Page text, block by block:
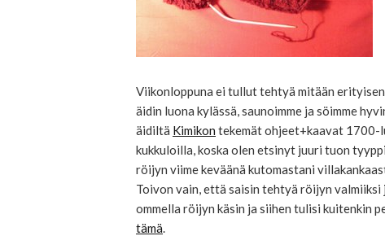
Viikonloppuna ei tullut tehtyä mitään
äidin luona kylässä, saunoimme ja söimme
äidiltä Kimikon tekemät ohjeet+kaavat 1700-
kukkuloilla, koska olen etsinyt juuri tuon
röijyn viime keväänä kutomastani
Toivon vain, että saisin tehtyä röijyn valmiiksi
ommella röijyn käsin ja siihen tulisi kuitenkin
tämä.